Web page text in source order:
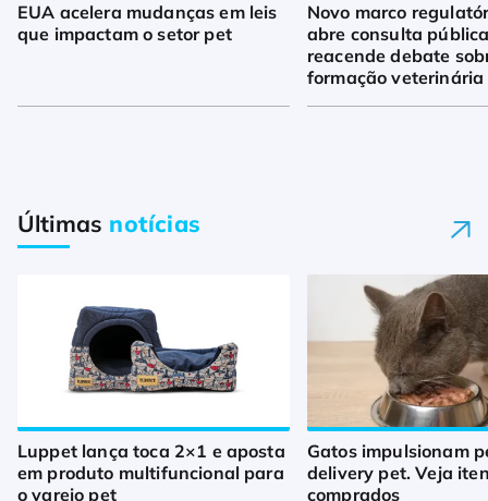
EUA acelera mudanças em leis
que impactam o setor pet
Novo marco
abre consulta
reacende debate
formação veterinária
Últimas notícias
Luppet lança toca 2×1 e aposta
em produto multifuncional para
o varejo pet
Gatos impulsionam
delivery pet. Veja
comprados